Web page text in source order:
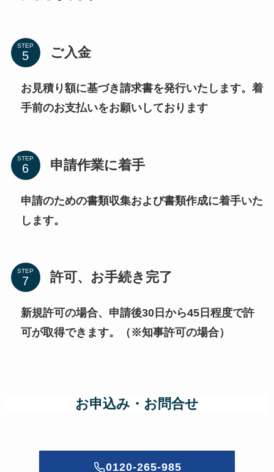
STEP ご入金
お見積り額に基づき請求書を発行いたします。着
手前のお支払いをお願いしております
STEP 申請作業に着手
申請のための書類収集および書類作成に着手いた
します。
STEP 許可、お手続き完了
新規許可の場合、申請後30日から45日程度で許
可が取得できます。（※知事許可の場合）
お申込み・お問合せ
0120-265-985